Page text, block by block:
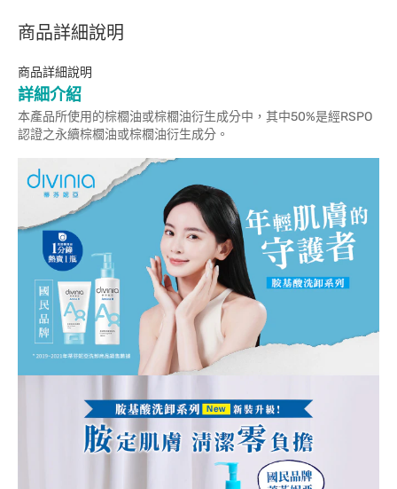
商品詳細說明
商品詳細說明
詳細介紹
本產品所使用的棕櫚油或棕櫚油衍生成分中，其中50%是經RSPO
認證之永續棕櫚油或棕櫚油衍生成分。